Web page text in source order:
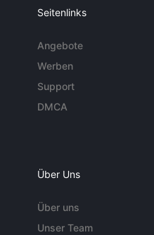
Seitenlinks
Angebote
Werben
Support
DMCA
Über Uns
Über uns
Unser Team